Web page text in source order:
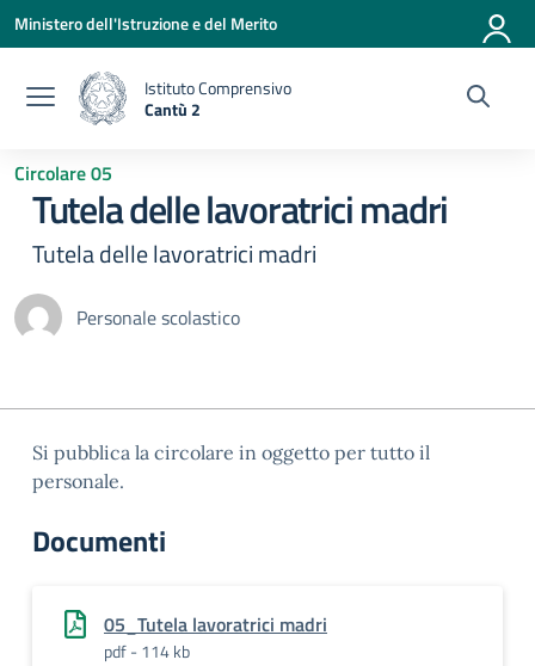
Vai ai contenuti
Vai al menu di navigazione
Vai al footer
Ministero dell'Istruzione e del Merito
Istituto Comprensivo
Cantù 2
Circolare 05
Tutela delle lavoratrici madri
Tutela delle lavoratrici madri
Personale scolastico
Si pubblica la circolare in oggetto per tutto il
personale.
Documenti
05_Tutela lavoratrici madri
pdf - 114 kb